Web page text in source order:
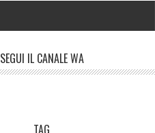
SEGUI IL CANALE WA
TAG